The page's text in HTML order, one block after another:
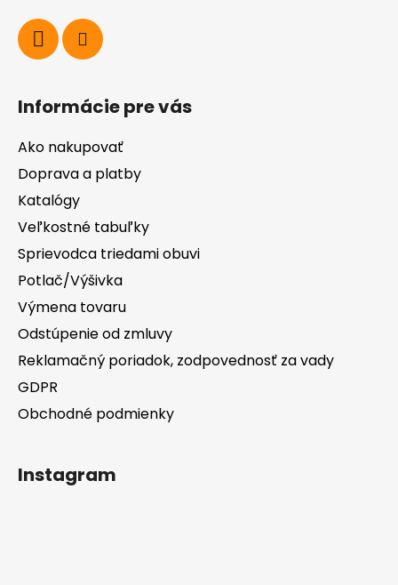
Informácie pre vás
Ako nakupovať
Doprava a platby
Katalógy
Veľkostné tabuľky
Sprievodca triedami obuvi
Potlač/Výšivka
Výmena tovaru
Odstúpenie od zmluvy
Reklamačný poriadok, zodpovednosť za vady
GDPR
Obchodné podmienky
Instagram